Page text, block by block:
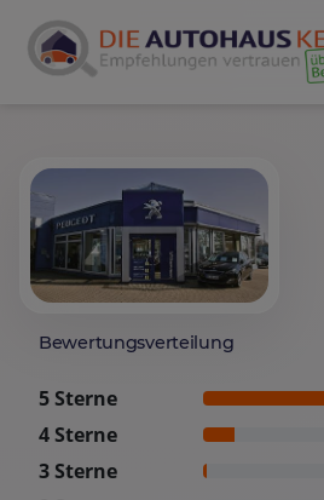
Bewertungsverteilung
5 Sterne
4 Sterne
3 Sterne